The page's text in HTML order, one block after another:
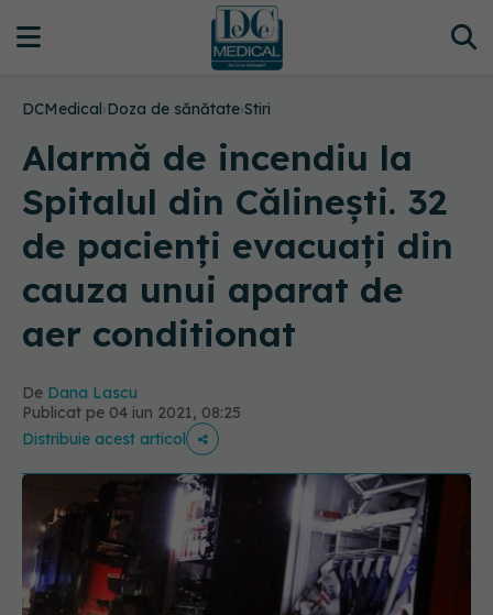
DCMedical›Doza de sănătate›Stiri
Alarmă de incendiu la
Spitalul din Călinești. 32
de pacienți evacuați din
cauza unui aparat de
aer conditionat
De Dana Lascu
Publicat pe 04 iun 2021, 08:25
Distribuie acest articol